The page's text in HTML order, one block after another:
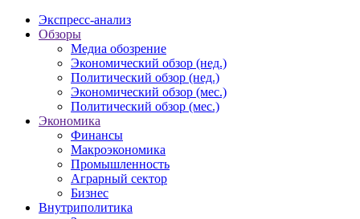
Экспресс-анализ
Обзоры
Медиа обозрение
Экономический обзор (нед.)
Политический обзор (нед.)
Экономический обзор (мес.)
Политический обзор (мес.)
Экономика
Финансы
Макроэкономика
Промышленность
Аграрный сектор
Бизнес
Внутриполитика